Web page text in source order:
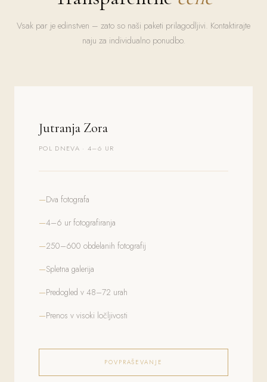
Vsak par je edinstven – zato so naši paketi prilagodljivi. Kontaktirajte
naju za individualno ponudbo.
Jutranja Zora
POL DNEVA · 4–6 UR
Dva fotografa
4–6 ur fotografiranja
250–600 obdelanih fotografij
Spletna galerija
Predogled v 48–72 urah
Prenos v visoki ločljivosti
POVPRAŠEVANJE